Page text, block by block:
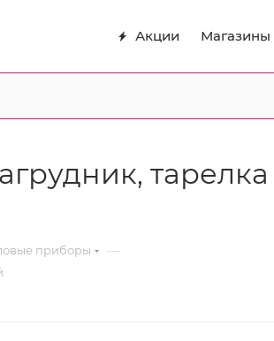
Акции Магазины
приборы —